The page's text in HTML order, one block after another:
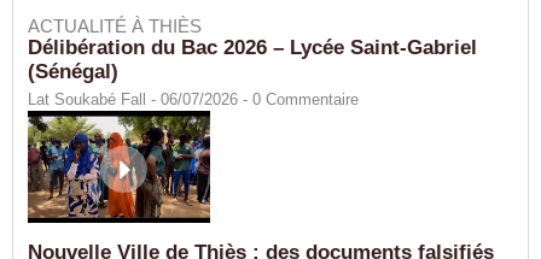
ACTUALITÉ À THIÈS
Délibération du Bac 2026 – Lycée Saint-Gabriel
(Sénégal)
Lat Soukabé Fall - 06/07/2026 - 0 Commentaire
Nouvelle Ville de Thiès : des documents falsifiés